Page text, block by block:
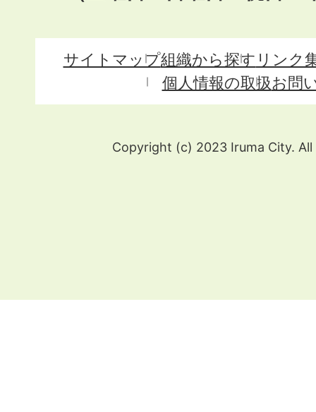
サイトマップ組織から探す リンク
個人情報の取扱お問
Copyright (c) 2023 Iruma City. All